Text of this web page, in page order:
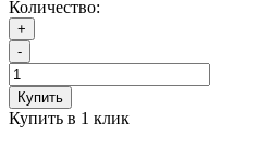
Количество:
+
-
Купить
Купить в 1 клик